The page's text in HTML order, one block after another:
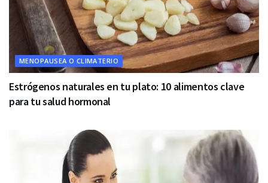
MENOPAUSEA O CLIMATERIO
Estrógenos naturales en tu plato: 10 alimentos clave
para tu salud hormonal